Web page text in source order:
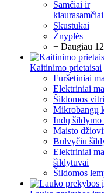
Samčiai ir
kiaurasamčiai
Skustukai
Žnyplės
+ Daugiau 12
Kaitinimo prietaisai
Furšetiniai
Elektriniai
Šildomos
Mikrobangų
Indų šildymo
Maisto
Bulvyčiu
Elektriniai
šildytuvai
Šildomos